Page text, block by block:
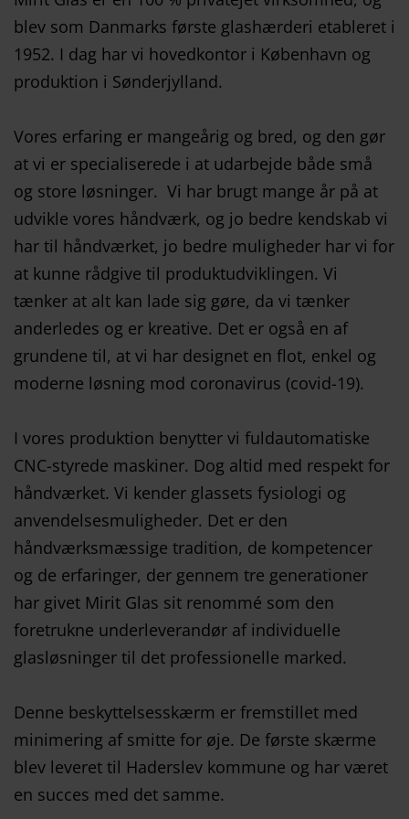
blev som Danmarks første glashærderi etableret i
1952. I dag har vi hovedkontor i København og
produktion i Sønderjylland.
Vores erfaring er mangeårig og bred, og den gør
at vi er specialiserede i at udarbejde både små
og store løsninger. Vi har brugt mange år på at
udvikle vores håndværk, og jo bedre kendskab vi
har til håndværket, jo bedre muligheder har vi for
at kunne rådgive til produktudviklingen. Vi
tænker at alt kan lade sig gøre, da vi tænker
anderledes og er kreative. Det er også en af
grundene til, at vi har designet en flot, enkel og
moderne løsning mod coronavirus (covid-19).
I vores produktion benytter vi fuldautomatiske
CNC-styrede maskiner. Dog altid med respekt for
håndværket. Vi kender glassets fysiologi og
anvendelsesmuligheder. Det er den
håndværksmæssige tradition, de kompetencer
og de erfaringer, der gennem tre generationer
har givet Mirit Glas sit renommé som den
foretrukne underleverandør af individuelle
glasløsninger til det professionelle marked.
Denne beskyttelsesskærm er fremstillet med
minimering af smitte for øje. De første skærme
blev leveret til Haderslev kommune og har været
en succes med det samme.